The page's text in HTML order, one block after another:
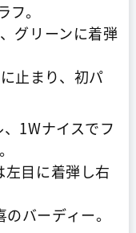
。
グリーンに着弾
止まり、初パ
1Wナイスでフ
目に着弾し右
バーディー。